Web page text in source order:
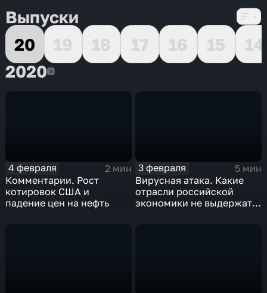
Выпуски
20
19 18 17 16 15
14
20202020
4 февраля
2 мин
Комментарии. Рост
котировок США и
падение цен на нефть
3 февраля
5 мин
Вирусная атака. Какие
отрасли российской
экономики не выдержат